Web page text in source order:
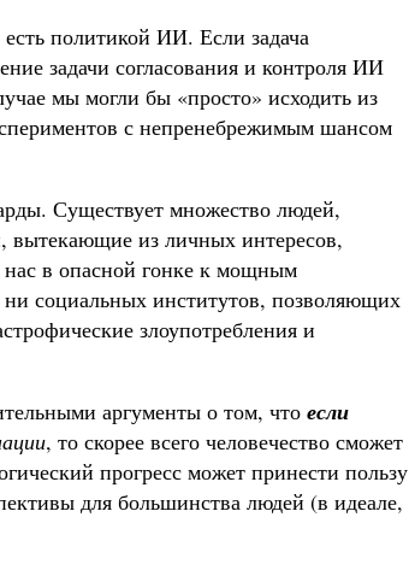
политикой ИИ. Если задача
задачи согласования и контроля ИИ
мы могли бы «просто» исходить из
с непренебрежимым шансом
Существует множество людей,
вытекающие из личных интересов,
нас в опасной гонке к мощным
социальных институтов, позволяющих
злоупотребления и
аргументы о том, что если
, то скорее всего человечество сможет
прогресс может принести пользу
для большинства людей (в идеале,